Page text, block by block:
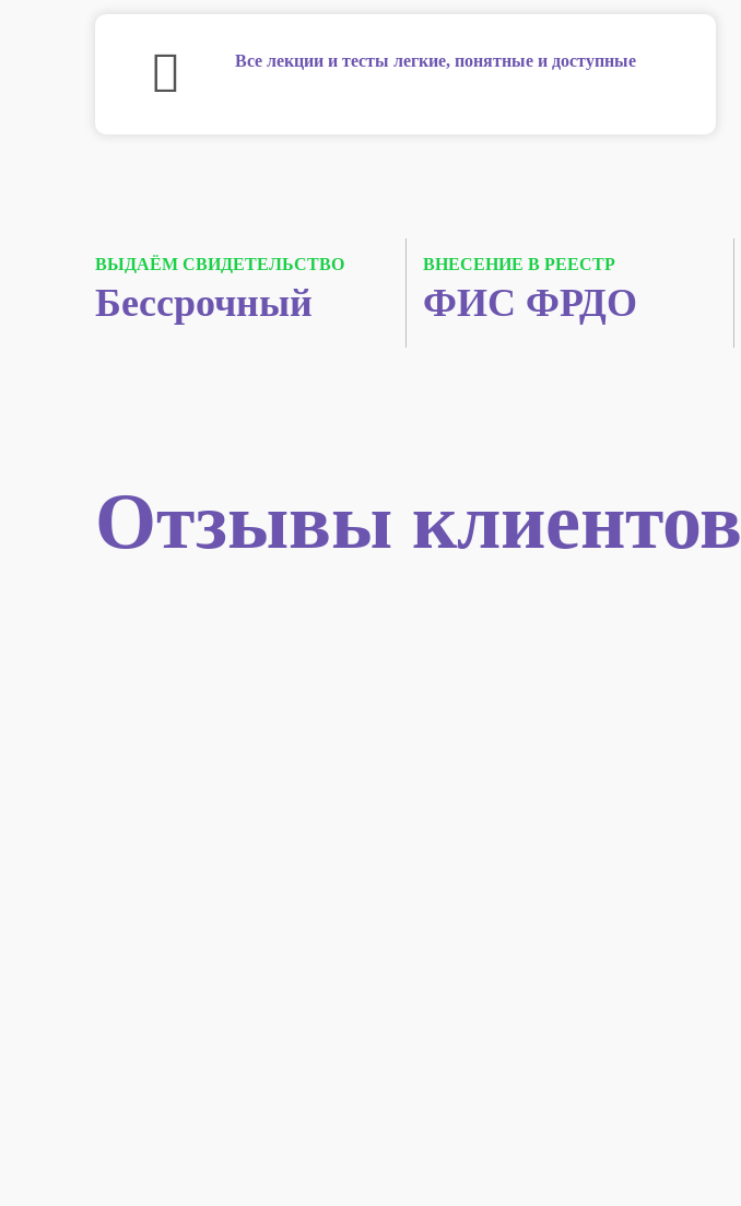
Все лекции и тесты легкие, понятные и доступные
ВЫДАЁМ СВИДЕТЕЛЬСТВО
Бессрочный
ВНЕСЕНИЕ В РЕЕСТР
ФИС ФРДО
Отзывы клиентов